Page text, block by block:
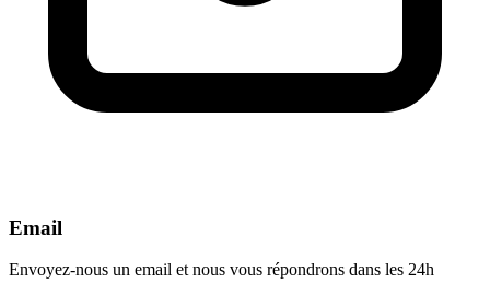
Email
Envoyez-nous un email et nous vous répondrons dans les 24h